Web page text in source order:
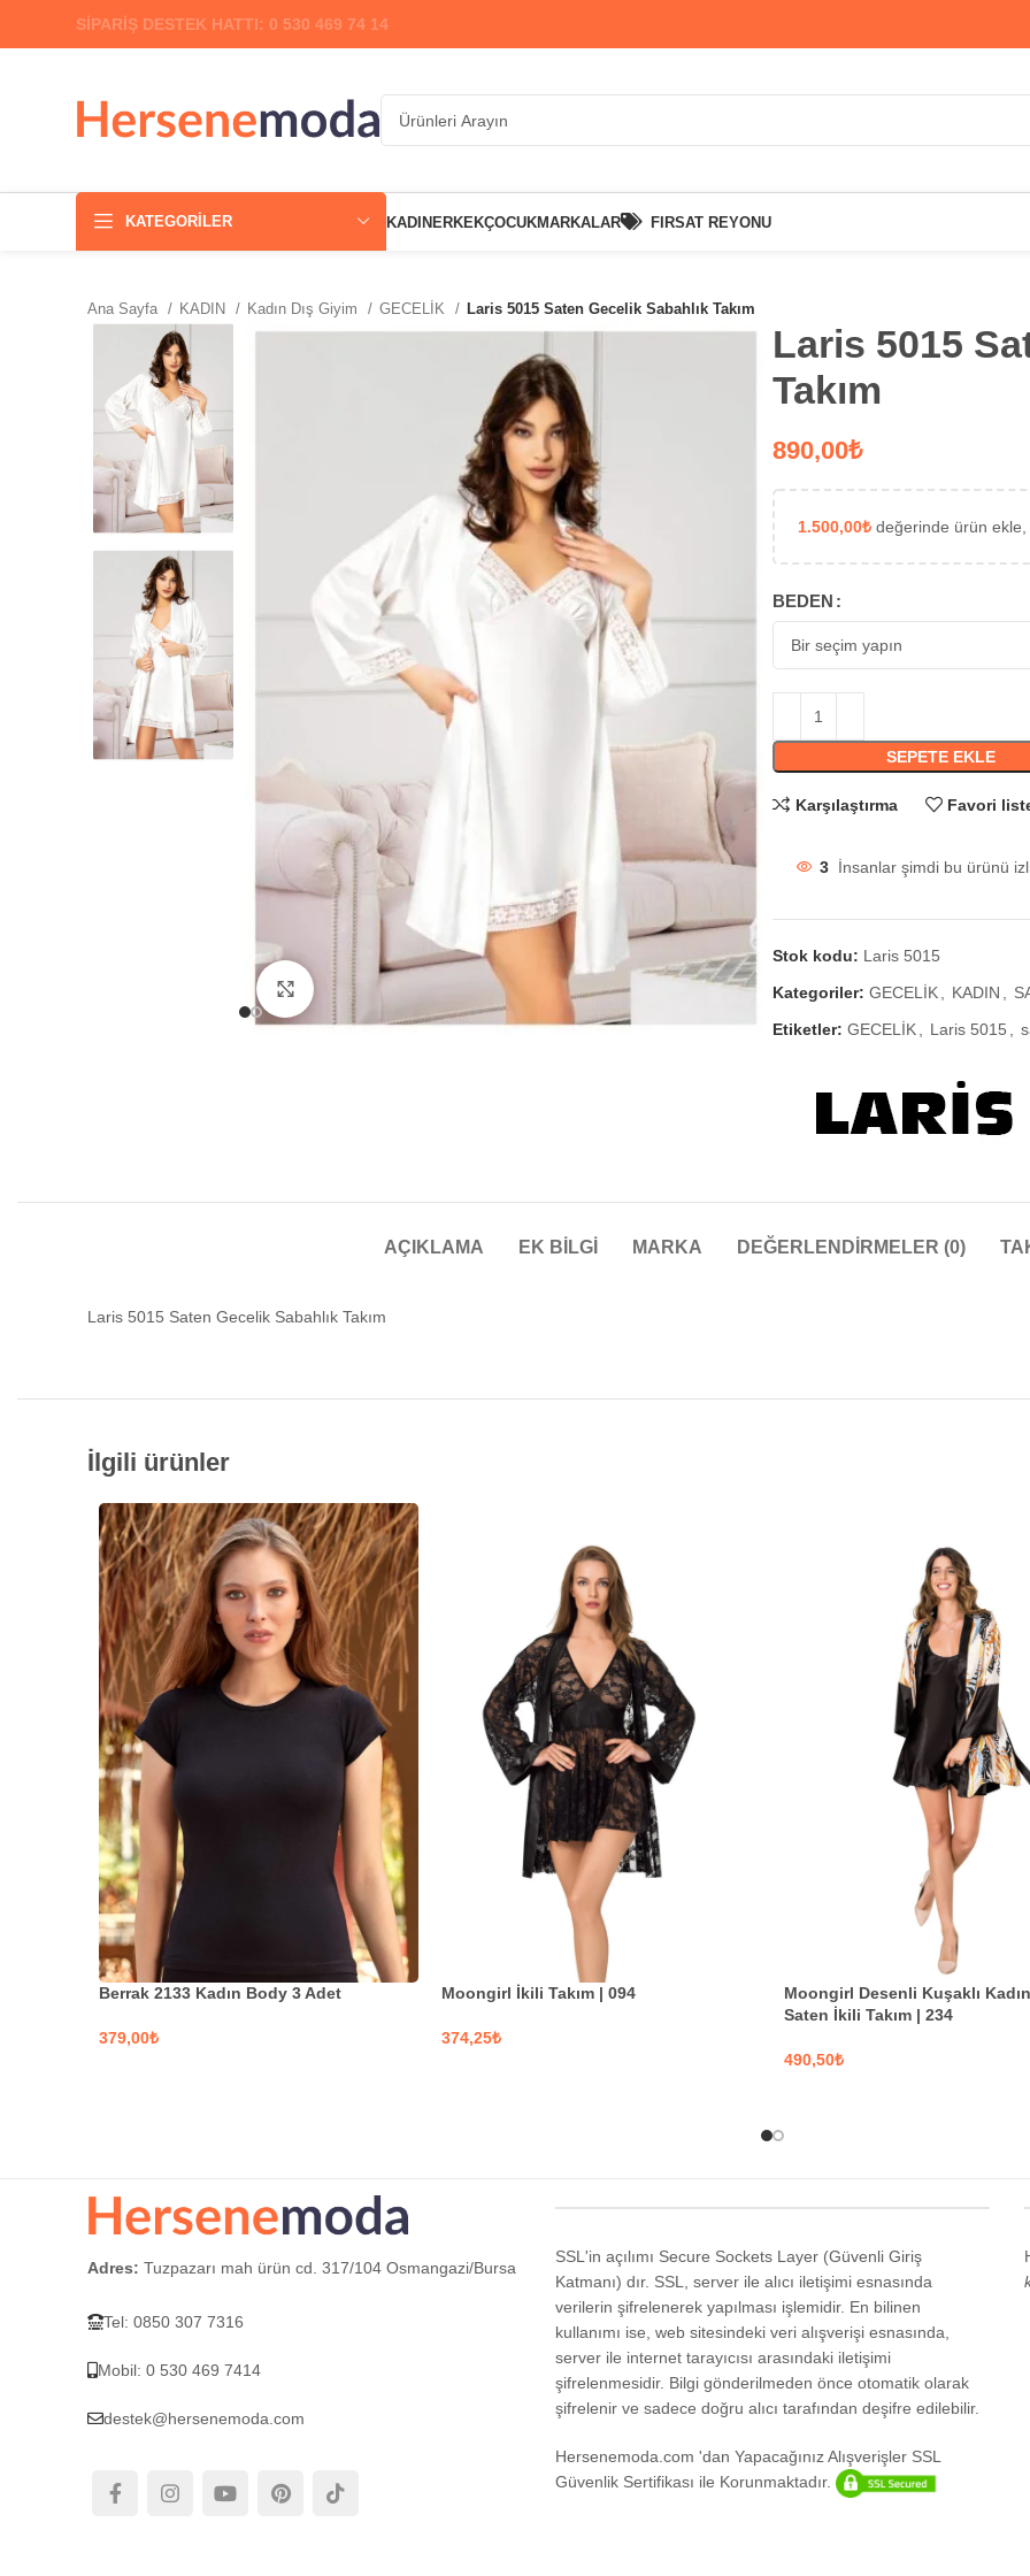
SİPARİŞ DESTEK HATTI: 0 530 469 74 14
KATEGORILER KADINERKEKÇOCUKMARKALAR FIRSAT REYONU
Ana Sayfa KADIN Kadın Dış Giyim GECELİK Laris 5015 Saten Gecelik Sabahlık Takım
Büyütmek için tıklayın
Laris 5015
Takım
₺
1.500,00₺ değerinde ürün
BEDEN
SEPETE EKLE
Karşılaştırma Favori
3 İnsanlar şimdi bu ürünü
Stok kodu: Laris 5015
Kategoriler: GECELİK KADIN
Etiketler: GECELİK Laris 5015
AÇIKLAMA EK BILGI MARKA DEĞERLENDIRMELER (0)
Laris 5015 Saten Gecelik Sabahlık Takım
İlgili ürünler
Berrak 2133 Kadın Body 3 Adet
₺
Moongirl İkili Takım | 094
₺
Moongirl Desenli Kuşaklı
Saten İkili Takım | 234
₺
Adres: Tuzpazarı mah ürün cd. 317/104 Osmangazi/Bursa
Tel: 0850 307 7316
Mobil: 0 530 469 7414
destek@hersenemoda.com
SSL'in açılımı Secure Sockets Layer (Güvenli Giriş
Katmanı) dır. SSL, server ile alıcı iletişimi esnasında
verilerin şifrelenerek yapılması işlemidir. En bilinen
kullanımı ise, web sitesindeki veri alışverişi esnasında,
server ile internet tarayıcısı arasındaki iletişimi
şifrelenmesidir. Bilgi gönderilmeden önce otomatik olarak
şifrelenir ve sadece doğru alıcı tarafından deşifre edilebilir.
Hersenemoda.com 'dan Yapacağınız Alışverişler SSL
Güvenlik Sertifikası ile Korunmaktadır.